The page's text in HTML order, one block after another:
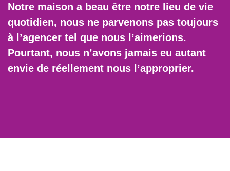
Notre maison a beau être notre lieu de vie
quotidien, nous ne parvenons pas toujours
à l’agencer tel que nous l’aimerions.
Pourtant, nous n’avons jamais eu autant
envie de réellement nous l’approprier.